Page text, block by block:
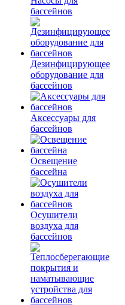
бассейнов
Дезинфицирующее
оборудование для
бассейнов
Аксессуары для
бассейнов
Освещение
бассейна
Осушители
воздуха для
бассейнов